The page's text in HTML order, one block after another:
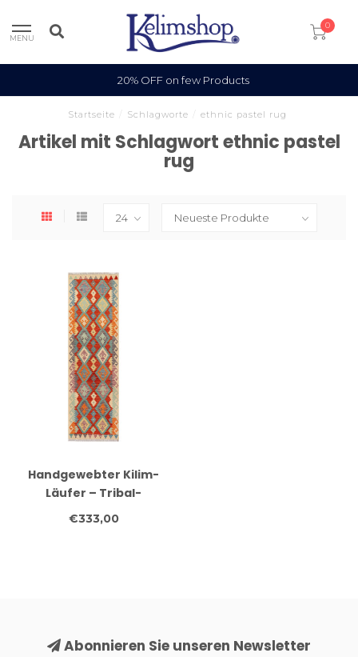
MENU
0
20% OFF on few Products
Startseite Schlagworte ethnic pastel rug
Artikel mit Schlagwort ethnic pastel
rug
Handgewebter Kilim-
Läufer – Tribal-
Diamantmuster auf
€333,00
Abonnieren Sie unseren Newsletter